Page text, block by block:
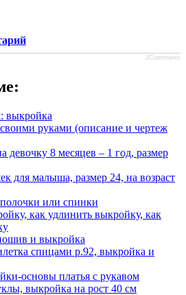
JComments
выкройка
руками (описание и чертеж
девочку 8 месяцев – 1 год, размер
для малыша, размер 24, на возраст
или спинки
как удлинить выкройку, как
и выкройка
спицами р.92, выкройка и
основы платья с рукавом
выкройка на рост 40 см